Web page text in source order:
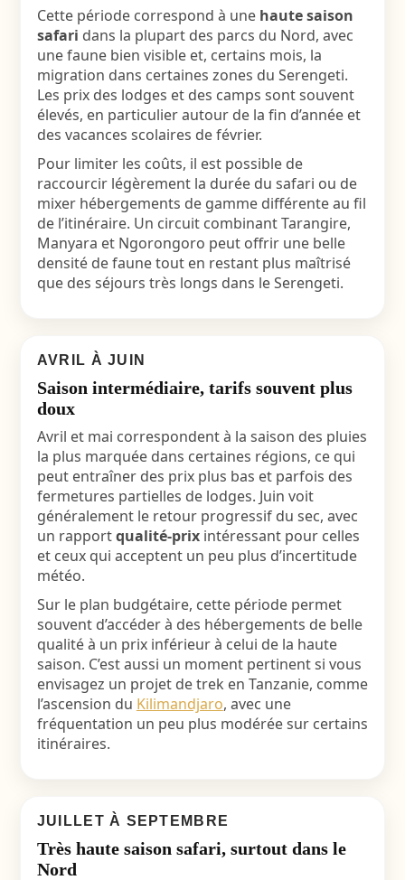
Cette période correspond à une haute saison
safari dans la plupart des parcs du Nord, avec
une faune bien visible et, certains mois, la
migration dans certaines zones du Serengeti.
Les prix des lodges et des camps sont souvent
élevés, en particulier autour de la fin d’année et
des vacances scolaires de février.
Pour limiter les coûts, il est possible de
raccourcir légèrement la durée du safari ou de
mixer hébergements de gamme différente au fil
de l’itinéraire. Un circuit combinant Tarangire,
Manyara et Ngorongoro peut offrir une belle
densité de faune tout en restant plus maîtrisé
que des séjours très longs dans le Serengeti.
AVRIL À JUIN
Saison intermédiaire, tarifs souvent plus
doux
Avril et mai correspondent à la saison des pluies
la plus marquée dans certaines régions, ce qui
peut entraîner des prix plus bas et parfois des
fermetures partielles de lodges. Juin voit
généralement le retour progressif du sec, avec
un rapportqualité-prixintéressant pour celles
et ceux qui acceptent un peu plus d’incertitude
météo.
Sur le plan budgétaire, cette période permet
souvent d’accéder à des hébergements de belle
qualité à un prix inférieur à celui de la haute
saison. C’est aussi un moment pertinent si vous
envisagez un projet de trek en Tanzanie, comme
l’ascension du Kilimandjaro, avec une
fréquentation un peu plus modérée sur certains
itinéraires.
JUILLET À SEPTEMBRE
Très haute saison safari, surtout dans le
Nord